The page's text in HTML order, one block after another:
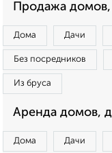
Продажа домов,
Дома Дачи
Без посредников
Из бруса
Аренда домов,
Дома Дачи